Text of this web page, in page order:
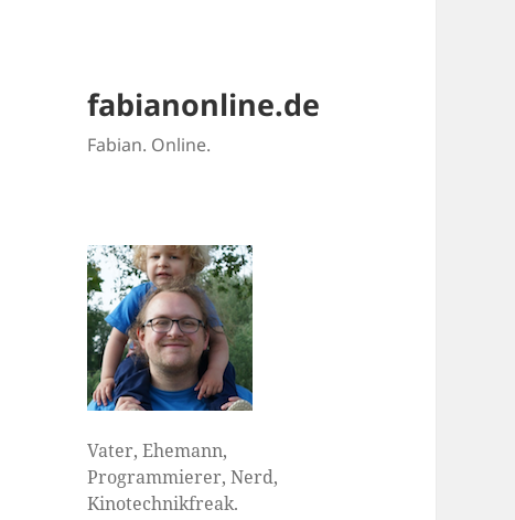
fabianonline.de
Fabian. Online.
Vater, Ehemann,
Programmierer, Nerd,
Kinotechnikfreak.